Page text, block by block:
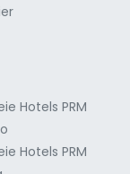
Hotels PRM
Hotels PRM